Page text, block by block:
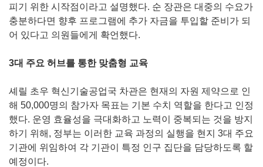
피기 위한 시작점이라고 설명했다. 순 장관은 대중의 수요가
충분하다면 향후 프로그램에 추가 자금을 투입할 준비가 되
어 있다고 의원들에게 확언했다.
3대 주요 허브를 통한 맞춤형 교육
셰릴 초우 혁신기술공업국 차관은 현재의 자원 제약으로 인
해 50,000명의 참가자 목표는 기본 수치 역할을 한다고 인정
했다. 운영 효율성을 극대화하고 노력이 중복되는 것을 방지
하기 위해, 정부는 이러한 교육 과정의 실행을 현지 3대 주요
기관에 위임하여 각 기관이 특정 인구 집단을 담당하도록 할
예정이다.